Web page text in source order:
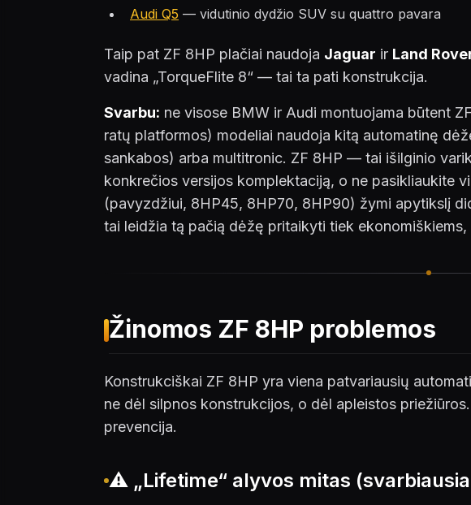
Audi Q5 — vidutinio dydžio SUV su quattro pavara
Taip pat ZF 8HP plačiai naudoja Jaguar ir Land
vadina „TorqueFlite 8“ — tai ta pati konstrukcija.
Svarbu: ne visose BMW ir Audi montuojama būtent
ratų platformos) modeliai naudoja kitą automatinę
sankabos) arba multitronic. ZF 8HP — tai išilginio
konkrečios versijos komplektaciją, o ne pasikliaukite
(pavyzdžiui, 8HP45, 8HP70, 8HP90) žymi apytikslį
tai leidžia tą pačią dėžę pritaikyti tiek ekonomiškiems,
Žinomos ZF 8HP problemos
Konstrukciškai ZF 8HP yra viena patvariausių
ne dėl silpnos konstrukcijos, o dėl apleistos
prevencija.
⚠️ „Lifetime“ alyvos mitas